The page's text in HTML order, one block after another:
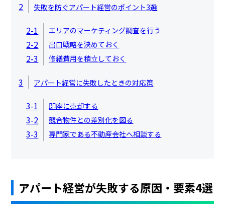
2 失敗を防ぐアパート経営のポイント3選
2-1 エリアのマーケティング調査を行う
2-2 出口戦略を決めておく
2-3 修繕費用を積立しておく
3 アパート経営に失敗したときの対応策
3-1 即座に売却する
3-2 競合物件との差別化を図る
3-3 専門家である不動産会社へ相談する
アパート経営が失敗する原因・要素4選